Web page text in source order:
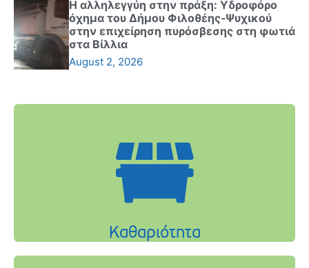
Η αλληλεγγύη στην πράξη: Υδροφόρο
όχημα του Δήμου Φιλοθέης-Ψυχικού
στην επιχείρηση πυρόσβεσης στη φωτιά
στα Βίλλια
August 2, 2026